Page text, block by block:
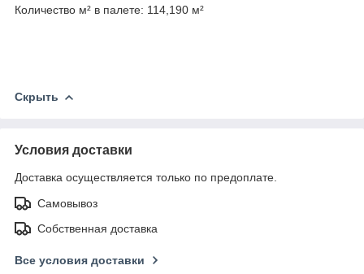
Количество м² в палете: 114,190 м²
Скрыть
Условия доставки
Доставка осуществляется только по предоплате.
Самовывоз
Собственная доставка
Все условия доставки